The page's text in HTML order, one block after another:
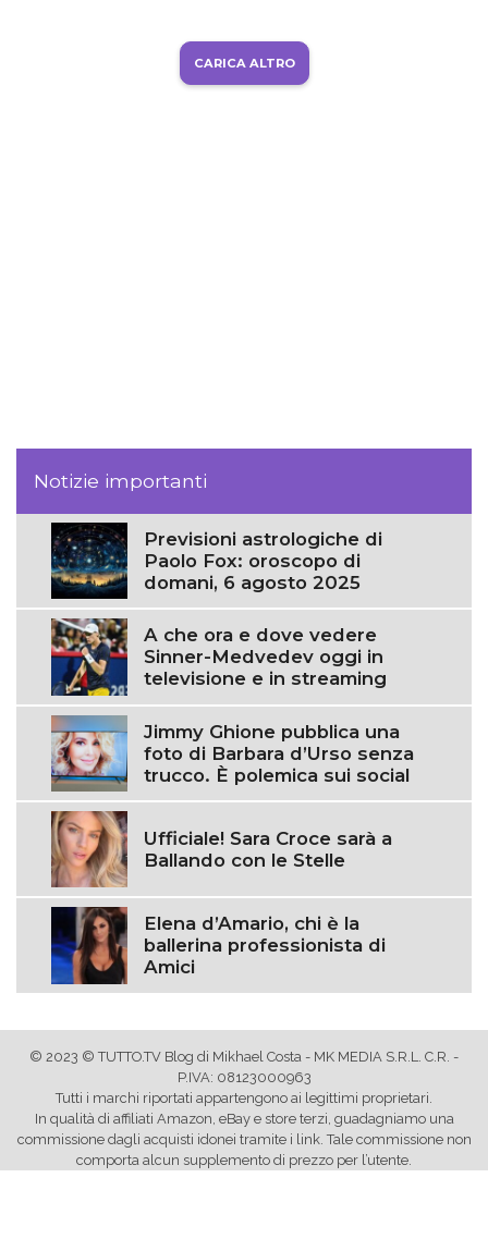
CARICA ALTRO
Notizie importanti
Previsioni astrologiche di
Paolo Fox: oroscopo di
domani, 6 agosto 2025
A che ora e dove vedere
Sinner-Medvedev oggi in
televisione e in streaming
Jimmy Ghione pubblica una
foto di Barbara d’Urso senza
trucco. È polemica sui social
Ufficiale! Sara Croce sarà a
Ballando con le Stelle
Elena d’Amario, chi è la
ballerina professionista di
Amici
© 2023 © TUTTO.TV Blog di Mikhael Costa - MK MEDIA S.R.L. C.R. -
P.IVA: 08123000963
Tutti i marchi riportati appartengono ai legittimi proprietari.
In qualità di affiliati Amazon, eBay e store terzi, guadagniamo una
commissione dagli acquisti idonei tramite i link. Tale commissione non
comporta alcun supplemento di prezzo per l’utente.